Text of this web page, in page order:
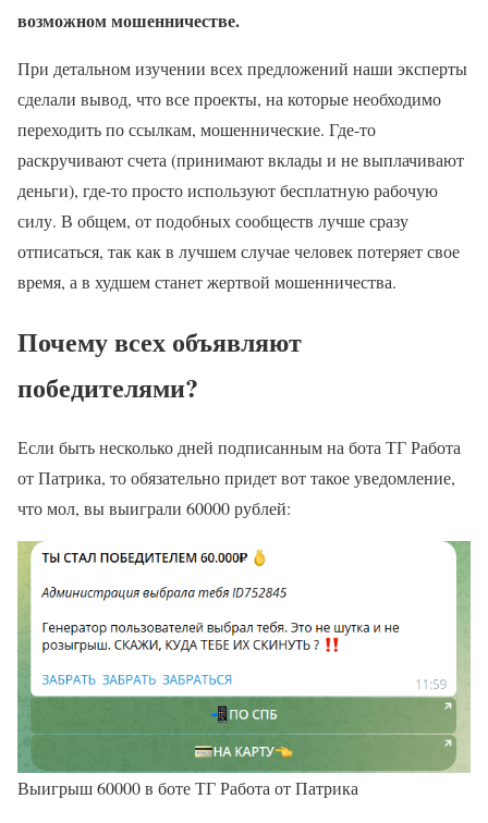
возможном мошенничестве.
При детальном изучении всех предложений наши эксперты
сделали вывод, что все проекты, на которые необходимо
переходить по ссылкам, мошеннические. Где-то
раскручивают счета (принимают вклады и не выплачивают
деньги), где-то просто используют бесплатную рабочую
силу. В общем, от подобных сообществ лучше сразу
отписаться, так как в лучшем случае человек потеряет свое
время, а в худшем станет жертвой мошенничества.
Почему всех объявляют
победителями?
Если быть несколько дней подписанным на бота ТГ Работа
от Патрика, то обязательно придет вот такое уведомление,
что мол, вы выиграли 60000 рублей:
Выигрыш 60000 в боте ТГ Работа от Патрика